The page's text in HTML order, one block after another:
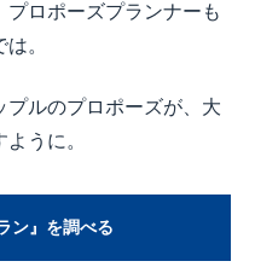
ロポーズプランナーも
。
プルのプロポーズが、大
うに。
ン』を調べる